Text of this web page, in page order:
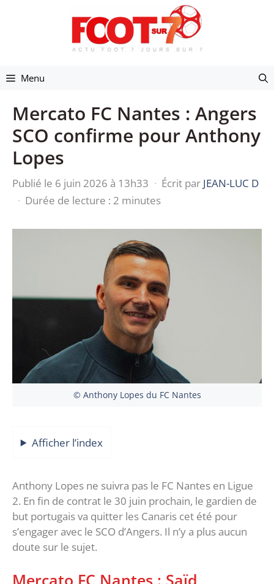
Menu
Mercato FC Nantes : Angers
SCO confirme pour Anthony
Lopes
Publié le 6 juin 2026 à 13h33 · Écrit par JEAN-LUC D
· Durée de lecture : 2 minutes
© Anthony Lopes du FC Nantes
Afficher l’index
Anthony Lopes ne suivra pas le FC Nantes en Ligue
2. En fin de contrat le 30 juin prochain, le gardien de
but portugais va quitter les Canaris cet été pour
s’engager avec le SCO d’Angers. Il n’y a plus aucun
doute sur le sujet.
Mercato FC Nantes : Saïd